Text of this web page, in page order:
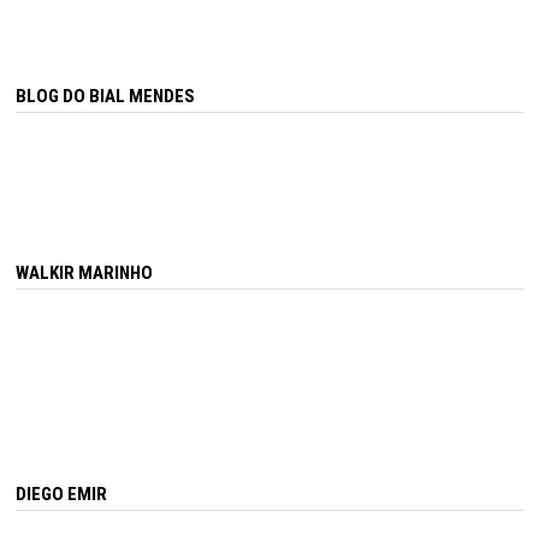
BLOG DO BIAL MENDES
WALKIR MARINHO
DIEGO EMIR